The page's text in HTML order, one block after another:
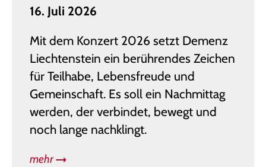
16. Juli 2026
Mit dem Konzert 2026 setzt Demenz
Liechtenstein ein berührendes Zeichen
für Teilhabe, Lebensfreude und
Gemeinschaft. Es soll ein Nachmittag
werden, der verbindet, bewegt und
noch lange nachklingt.
mehr